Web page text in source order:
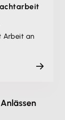
Arbeit an